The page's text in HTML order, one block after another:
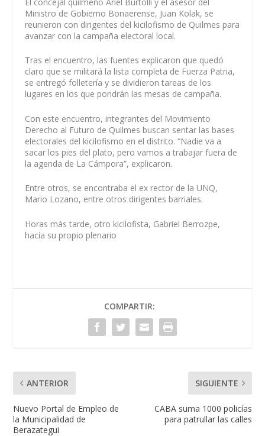
Ministro de Gobierno Bonaerense, Juan Kolak, se
reunieron con dirigentes del kicilofismo de Quilmes para
avanzar con la campaña electoral local.
Tras el encuentro, las fuentes explicaron que quedó
claro que se militará la lista completa de Fuerza Patria,
se entregó folletería y se dividieron tareas de los
lugares en los que pondrán las mesas de campaña.
Con este encuentro, integrantes del Movimiento
Derecho al Futuro de Quilmes buscan sentar las bases
electorales del kicilofismo en el distrito. “Nadie va a
sacar los pies del plato, pero vamos a trabajar fuera de
la agenda de La Cámpora”, explicaron.
Entre otros, se encontraba el ex rector de la UNQ,
Mario Lozano, entre otros dirigentes barriales.
Horas más tarde, otro kicilofista, Gabriel Berrozpe,
hacía su propio plenario
COMPARTIR:
ANTERIOR
Nuevo Portal de Empleo de
la Municipalidad de
Berazategui
SIGUIENTE
CABA suma 1000 policías
para patrullar las calles